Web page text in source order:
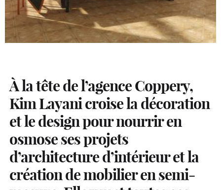
À la tête de l’agence Coppery,
Kim Layani croise la décoration
et le design pour nourrir en
osmose ses projets
d’architecture d’intérieur et la
création de mobilier en semi-